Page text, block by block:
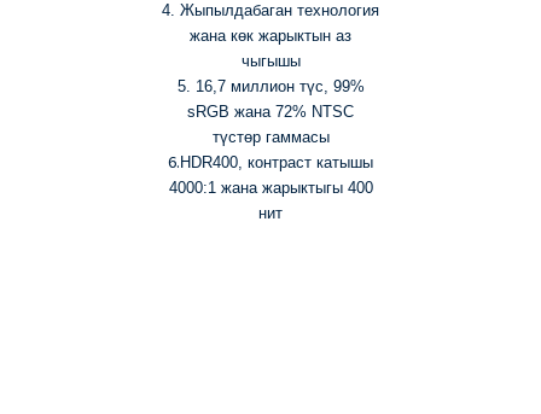
4. Жыпылдабаган технология
жана көк жарыктын аз
чыгышы
5. 16,7 миллион түс, 99%
sRGB жана 72% NTSC
түстөр гаммасы
6. HDR400, контраст катышы
4000:1 жана жарыктыгы 400
нит